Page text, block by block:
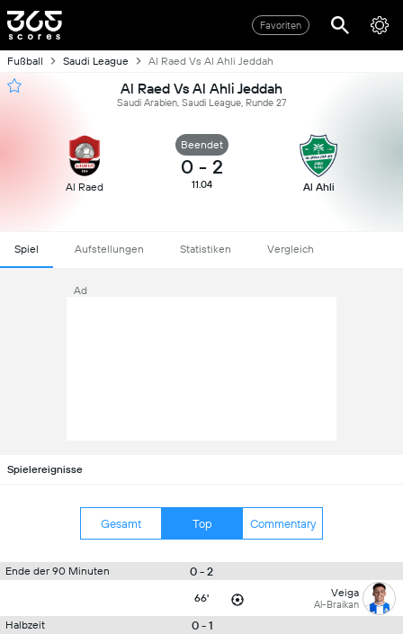
Favoriten
Fußball Saudi League Al Raed Vs Al Ahli Jeddah
Al Raed Vs Al Ahli Jeddah
Saudi Arabien, Saudi League, Runde 27
Al Raed
Beendet
0 - 2
11.04 Al Ahli
Spiel Aufstellungen Statistiken Vergleich
Ad
Spielereignisse
Gesamt Top Commentary
Ende der 90 Minuten 0 - 2
66' Veiga
Al-Braikan
Halbzeit 0 - 1